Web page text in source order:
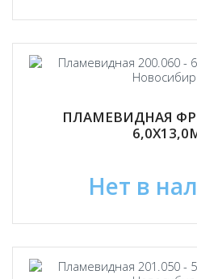
ПЛАМЕВИДНАЯ
Нет в